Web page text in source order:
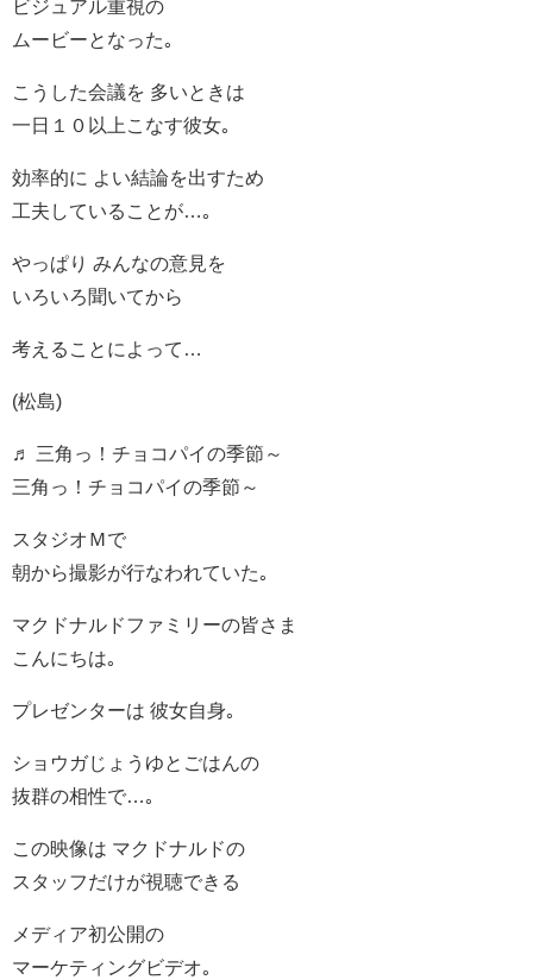
ビジュアル重視の
ムービーとなった｡
こうした会議を 多いときは
一日１０以上こなす彼女｡
効率的に よい結論を出すため
工夫していることが…｡
やっぱり みんなの意見を
いろいろ聞いてから
考えることによって…
(松島)
♬ 三角っ！チョコパイの季節～
三角っ！チョコパイの季節～
スタジオＭで
朝から撮影が行なわれていた｡
マクドナルドファミリーの皆さま
こんにちは｡
プレゼンターは 彼女自身｡
ショウガじょうゆとごはんの
抜群の相性で…｡
この映像は マクドナルドの
スタッフだけが視聴できる
メディア初公開の
マーケティングビデオ｡